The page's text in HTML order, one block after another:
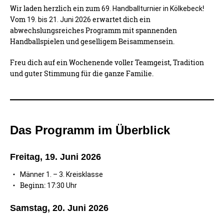
Wir laden herzlich ein zum69. Handballturnier in Kölkebeck!
Vom 19. bis 21. Juni 2026 erwartet dich ein
abwechslungsreiches Programm mit spannenden
Handballspielen und geselligem Beisammensein.
Freu dich auf ein Wochenende voller Teamgeist, Tradition
und guter Stimmung für die ganze Familie.
Das Programm im Überblick
Freitag, 19. Juni 2026
Männer 1. – 3. Kreisklasse
Beginn: 17:30 Uhr
Samstag, 20. Juni 2026